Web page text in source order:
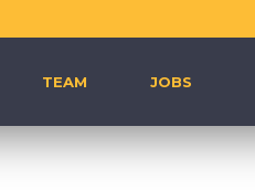
TEAM JOBS